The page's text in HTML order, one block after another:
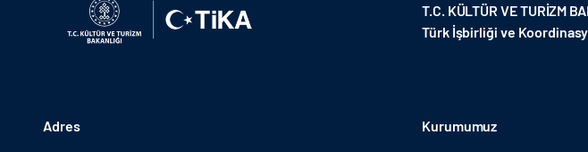
T.C. KÜLTÜR VE TURİZM
Türk İşbirliği ve
Adres Kurumumuz